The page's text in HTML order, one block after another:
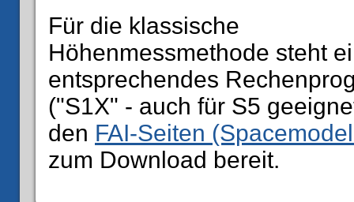
Für die klassische
Höhenmessmethode steht
entsprechendes
("S1X" - auch für S5
den FAI-Seiten
zum Download bereit.